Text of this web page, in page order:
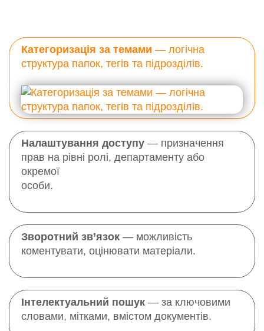
Категоризація за темами — логічна
структура папок, тегів та підрозділів.
Налаштування доступу — призначення
прав на рівні ролі, департаменту або
окремої
особи.
Зворотний зв’язок — можливість
коментувати, оцінювати матеріали.
Інтелектуальний пошук — за ключовими
словами, мітками, вмістом документів.